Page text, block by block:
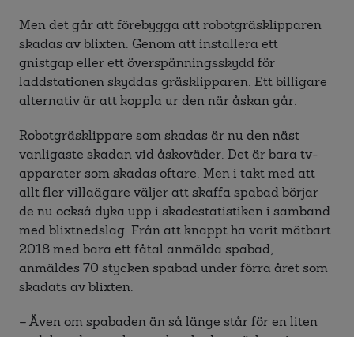
Men det går att förebygga att robotgräsklipparen
skadas av blixten. Genom att installera ett
gnistgap eller ett överspänningsskydd för
laddstationen skyddas gräsklipparen. Ett billigare
alternativ är att koppla ur den när åskan går.
Robotgräsklippare som skadas är nu den näst
vanligaste skadan vid åskoväder. Det är bara tv-
apparater som skadas oftare. Men i takt med att
allt fler villaägare väljer att skaffa spabad börjar
de nu också dyka upp i skadestatistiken i samband
med blixtnedslag. Från att knappt ha varit mätbart
2018 med bara ett fåtal anmälda spabad,
anmäldes 70 stycken spabad under förra året som
skadats av blixten.
– Även om spabaden än så länge står för en liten